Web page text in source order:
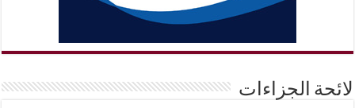
لائحة الجزاءات